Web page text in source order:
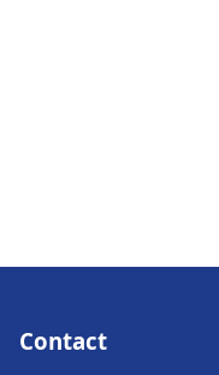
Contact